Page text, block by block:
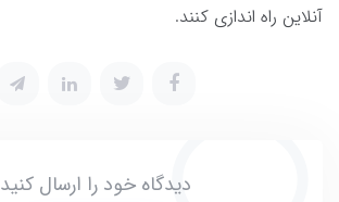
آنلاین راه اندازی کنند.
دیدگاه خود را ارسال کنید